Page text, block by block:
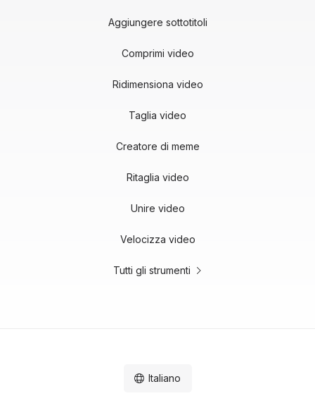
Aggiungere sottotitoli
Comprimi video
Ridimensiona video
Taglia video
Creatore di meme
Ritaglia video
Unire video
Velocizza video
Tutti gli strumenti
Italiano